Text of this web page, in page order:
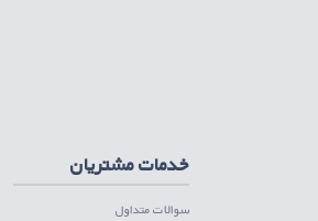
خدمات مشتریان
سوالات متداول